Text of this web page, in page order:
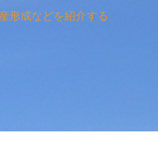
形成などを紹介する